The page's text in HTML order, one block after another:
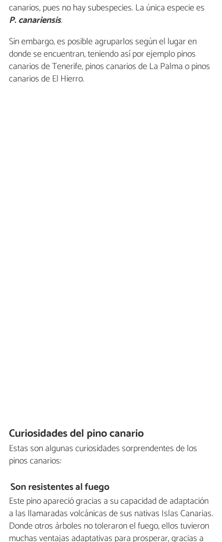
canarios, pues no hay subespecies. La única especie es
P.canariensis.
Sin embargo, es posible agruparlos según el lugar en
donde se encuentran, teniendo así por ejemplo pinos
canarios de Tenerife, pinos canarios de La Palma o pinos
canarios de El Hierro.
Curiosidades del pino canario
Estas son algunas curiosidades sorprendentes de los
pinos canarios:
Son resistentes al fuego
Este pino apareció gracias a su capacidad de adaptación
a las llamaradas volcánicas de sus nativas Islas Canarias.
Donde otros árboles no toleraron el fuego, ellos tuvieron
muchas ventajas adaptativas para prosperar, gracias a